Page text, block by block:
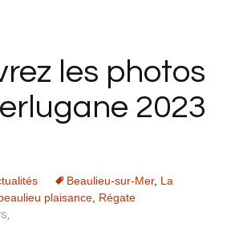
les photos
2023
Beaulieu-sur-Mer, La
plaisance, Régate